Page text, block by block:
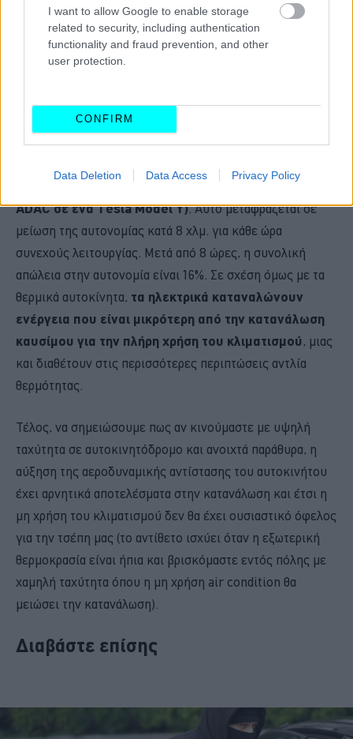
I want to allow Google to enable storage
related to security, including authentication
functionality and fraud prevention, and other
user protection.
CONFIRM
Data Deletion Data Access Privacy Policy
ενέργειας φτάνει τη 1,5 kWh ανά ώρα (μέτρηση
ADAC σε ένα Tesla Model Y). Αυτό μεταφράζεται σε
μείωση της αυτονομίας κατά 8 χλμ. για κάθε ώρα
συνεχούς λειτουργίας. Μετά από 8 ώρες, η συνολική
απώλεια στην αυτονομία είναι 16%. Σε σχέση όμως με τα
θερμικά αυτοκίνητα, τα ηλεκτρικά καταναλώνουν
ενέργεια που είναι μικρότερη από την κατανάλωση
καυσίμου για την πλήρη χρήση του κλιματισμού, μιας
και διαθέτουν στις περισσότερες περιπτώσεις αντλία
θερμότητας.
Τέλος, να σημειώσουμε πως αν κινούμαστε με υψηλή
ταχύτητα σε αυτοκινητόδρομο και ανοιχτά παράθυρα, η
αύξηση της αεροδυναμικής αντίστασης του αυτοκινήτου
έχει αρνητικά αποτελέσματα στην κατανάλωση και έτσι η
μη χρήση του κλιματισμού δεν θα έχει ουσιαστικό όφελος
για την τσέπη μας (το αντίθετο ισχύει όταν η εξωτερική
θερμοκρασία είναι ήπια και βρισκόμαστε εντός πόλης με
χαμηλή ταχύτητα όπου η μη χρήση air condition θα
μειώσει την κατανάλωση).
Διαβάστε επίσης